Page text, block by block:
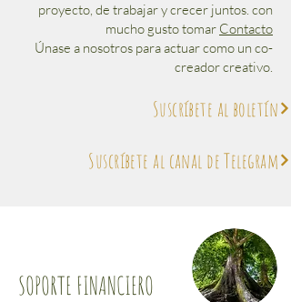
proyecto, de trabajar y crecer juntos. con
mucho gusto tomar Contacto
Únase a nosotros para actuar como un co-
creador creativo.
Suscríbete al boletín
Suscríbete al canal de Telegram
SOPORTE FINANCIERO